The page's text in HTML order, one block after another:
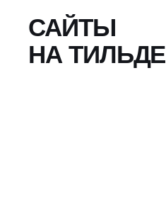
САЙТЫ
НА ТИЛЬДЕ